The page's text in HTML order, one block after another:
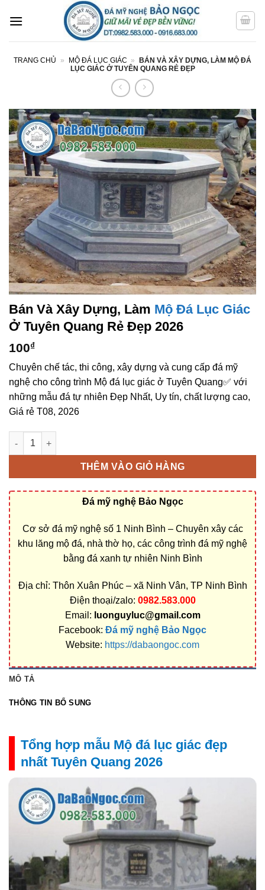
qua
TRANG CHỦ » MỘ ĐÁ LỤC GIÁC »
BÁN VÀ XÂY DỰNG, LÀM MỘ ĐÁ
LỤC GIÁC Ở TUYÊN QUANG RẺ ĐẸP
Bán Và Xây Dựng, Làm Mộ Đá Lục Giác
Ở Tuyên Quang Rẻ Đẹp 2026
100₫
Chuyên chế tác, thi công, xây dựng và cung cấp đá mỹ
nghệ cho công trình Mộ đá lục giác ở Tuyên Quang✅ với
những mẫu đá tự nhiên Đẹp Nhất, Uy tín, chất lượng cao,
Giá rẻ T08, 2026
Bán và xây dựng, làm Mộ đá lục giác ở Tuyên Quang rẻ đẹp
THÊM VÀO GIỎ HÀNG
Đá mỹ nghệ Bảo Ngọc
Cơ sở đá mỹ nghệ số 1 Ninh Bình – Chuyên xây các
khu lăng mộ đá, nhà thờ họ, các công trình đá mỹ nghệ
bằng đá xanh tự nhiên Ninh Bình
Địa chỉ: Thôn Xuân Phúc – xã Ninh Vân, TP Ninh Bình
Điện thoại/zalo: 0982.583.000
Email: luonguyluc@gmail.com
Facebook: Đá mỹ nghệ Bảo Ngọc
Website: https://dabaongoc.com
MÔ TẢ
THÔNG TIN BỔ SUNG
Tổng hợp mẫu Mộ đá lục giác đẹp
nhất Tuyên Quang 2026